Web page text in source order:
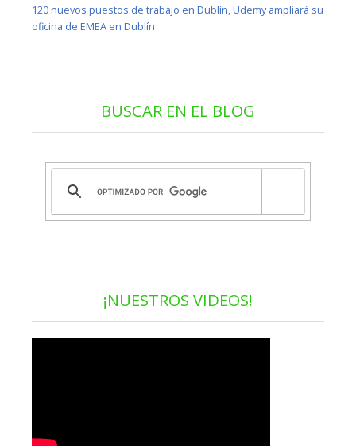
120 nuevos puestos de trabajo en Dublín, Udemy ampliará su
oficina de EMEA en Dublín
BUSCAR EN EL BLOG
¡NUESTROS VIDEOS!